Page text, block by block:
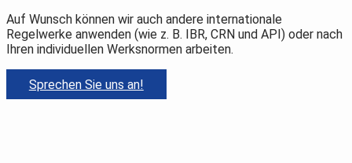
Auf Wunsch können wir auch andere internationale
Regelwerke anwenden (wie z. B. IBR, CRN und API) oder nach
Ihren individuellen Werksnormen arbeiten.
Sprechen Sie uns an!